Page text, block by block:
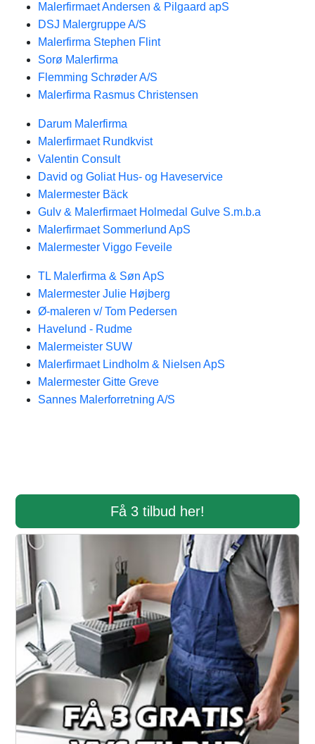
Malerfirmaet Andersen & Pilgaard apS
DSJ Malergruppe A/S
Malerfirma Stephen Flint
Sorø Malerfirma
Flemming Schrøder A/S
Malerfirma Rasmus Christensen
Darum Malerfirma
Malerfirmaet Rundkvist
Valentin Consult
David og Goliat Hus- og Haveservice
Malermester Bäck
Gulv & Malerfirmaet Holmedal Gulve S.m.b.a
Malerfirmaet Sommerlund ApS
Malermester Viggo Feveile
TL Malerfirma & Søn ApS
Malermester Julie Højberg
Ø-maleren v/ Tom Pedersen
Havelund - Rudme
Malermeister SUW
Malerfirmaet Lindholm & Nielsen ApS
Malermester Gitte Greve
Sannes Malerforretning A/S
Få 3 tilbud her!